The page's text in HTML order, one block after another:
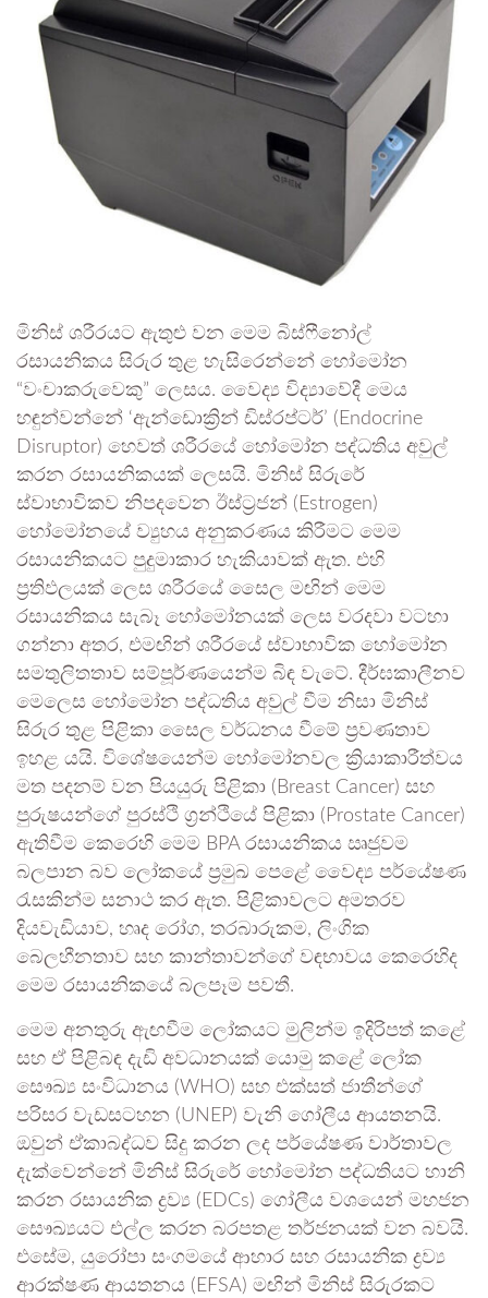
මිනිස් ශරීරයට ඇතුළු වන මෙම බිස්ෆීනෝල්
රසායනිකය සිරුර තුළ හැසිරෙන්නේ හෝමෝන
“වංචාකරුවෙකු” ලෙසය. වෛද්‍ය විද්‍යාවේදී මෙය
හඳුන්වන්නේ ‘ඇන්ඩොක්‍රින් ඩිස්රප්ටර්’ (Endocrine
Disruptor) හෙවත් ශරීරයේ හෝමෝන පද්ධතිය අවුල්
කරන රසායනිකයක් ලෙසයි. මිනිස් සිරුරේ
ස්වාභාවිකව නිපදවෙන ඊස්ට්‍රජන් (Estrogen)
හෝමෝනයේ ව්‍යුහය අනුකරණය කිරීමට මෙම
රසායනිකයට පුදුමාකාර හැකියාවක් ඇත. එහි
ප්‍රතිඵලයක් ලෙස ශරීරයේ සෛල මඟින් මෙම
රසායනිකය සැබෑ හෝමෝනයක් ලෙස වරදවා වටහා
ගන්නා අතර, එමඟින් ශරීරයේ ස්වාභාවික හෝමෝන
සමතුලිතතාව සම්පූර්ණයෙන්ම බිඳ වැටේ. දීර්ඝකාලීනව
මෙලෙස හෝමෝන පද්ධතිය අවුල් වීම නිසා මිනිස්
සිරුර තුළ පිළිකා සෛල වර්ධනය වීමේ ප්‍රවණතාව
ඉහළ යයි. විශේෂයෙන්ම හෝමෝනවල ක්‍රියාකාරීත්වය
මත පදනම් වන පියයුරු පිළිකා (Breast Cancer) සහ
පුරුෂයන්ගේ පුරස්ථි ග්‍රන්ථියේ පිළිකා (Prostate Cancer)
ඇතිවීම කෙරෙහි මෙම BPA රසායනිකය ඍජුවම
බලපාන බව ලෝකයේ ප්‍රමුඛ පෙළේ වෛද්‍ය පර්යේෂණ
රැසකින්ම සනාථ කර ඇත. පිළිකාවලට අමතරව
දියවැඩියාව, හෘද රෝග, තරබාරුකම, ලිංගික
බෙලහීනතාව සහ කාන්තාවන්ගේ වඳභාවය කෙරෙහිද
මෙම රසායනිකයේ බලපෑම පවතී.
මෙම අනතුරු ඇඟවීම ලෝකයට මුලින්ම ඉදිරිපත් කළේ
සහ ඒ පිළිබඳ දැඩි අවධානයක් යොමු කළේ ලෝක
සෞඛ්‍ය සංවිධානය (WHO) සහ එක්සත් ජාතීන්ගේ
පරිසර වැඩසටහන (UNEP) වැනි ගෝලීය ආයතනයි.
ඔවුන් ඒකාබද්ධව සිදු කරන ලද පර්යේෂණ වාර්තාවල
දැක්වෙන්නේ මිනිස් සිරුරේ හෝමෝන පද්ධතියට හානි
කරන රසායනික ද්‍රව්‍ය (EDCs) ගෝලීය වශයෙන් මහජන
සෞඛ්‍යයට එල්ල කරන බරපතළ තර්ජනයක් වන බවයි.
එසේම, යුරෝපා සංගමයේ ආහාර සහ රසායනික ද්‍රව්‍ය
ආරක්ෂණ ආයතනය (EFSA) මඟින් මිනිස් සිරුරකට